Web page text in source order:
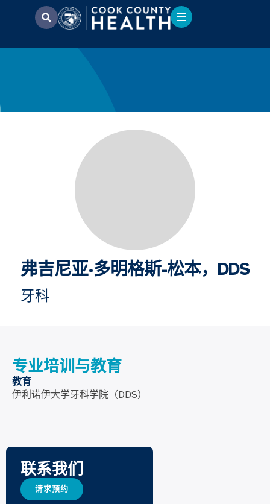
弗吉尼亚·多明格斯-松本，DDS
牙科
专业培训与教育
教育
伊利诺伊大学牙科学院（DDS）
联系我们
请求预约